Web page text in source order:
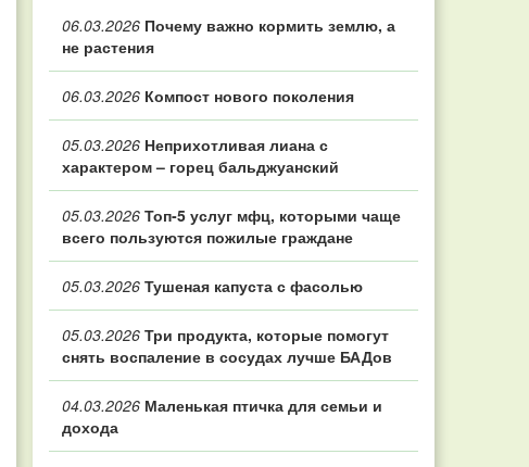
06.03.2026 Почему важно кормить землю, а
не растения
06.03.2026 Компост нового поколения
05.03.2026 Неприхотливая лиана с
характером – горец бальджуанский
05.03.2026 Топ‑5 услуг мфц, которыми чаще
всего пользуются пожилые граждане
05.03.2026 Тушеная капуста с фасолью
05.03.2026 Три продукта, которые помогут
снять воспаление в сосудах лучше БАДов
04.03.2026 Маленькая птичка для семьи и
дохода